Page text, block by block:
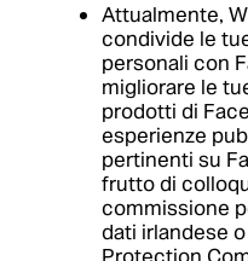
Attualmente,
condivide le
personali con
migliorare le
prodotti di
esperienze
pertinenti su
frutto di
commissione
dati irlandese